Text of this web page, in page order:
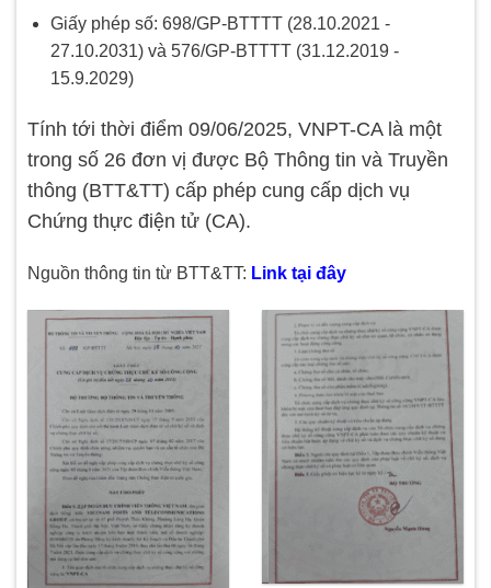
Giấy phép số: 698/GP-BTTTT (28.10.2021 -
27.10.2031) và 576/GP-BTTTT (31.12.2019 -
15.9.2029)
Tính tới thời điểm 09/06/2025, VNPT-CA là một
trong số 26 đơn vị được Bộ Thông tin và Truyền
thông (BTT&TT) cấp phép cung cấp dịch vụ
Chứng thực điện tử (CA).
Nguồn thông tin từ BTT&TT: Link tại đây